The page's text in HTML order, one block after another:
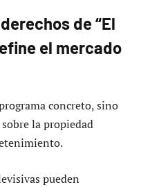
de “El
el mercado
concreto, sino
la propiedad
pueden